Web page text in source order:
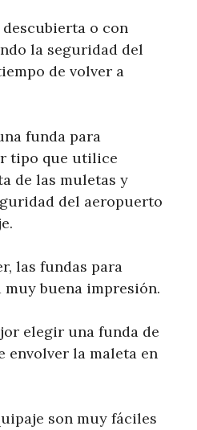
o con
la seguridad del
de volver a
funda para
tipo que utilice
de las muletas y
del aeropuerto
las fundas para
muy buena impresión.
elegir una funda de
envolver la maleta en
son muy fáciles